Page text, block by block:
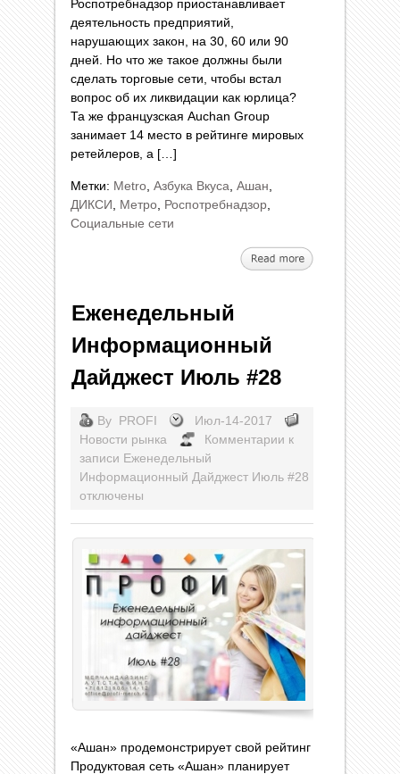
Роспотребнадзор приостанавливает
деятельность предприятий,
нарушающих закон, на 30, 60 или 90
дней. Но что же такое должны были
сделать торговые сети, чтобы встал
вопрос об их ликвидации как юрлица?
Та же французская Auchan Group
занимает 14 место в рейтинге мировых
ретейлеров, а […]
Метки: Metro Азбука Вкуса Ашан
ДИКСИ
Метро Роспотребнадзор
Социальные сети
Еженедельный
Информационный
Дайджест Июль #28
By PROFI
Июл-14-2017
Новости рынка
Комментарии к
записи Еженедельный
Информационный Дайджест Июль #28
отключены
«Ашан» продемонстрирует свой рейтинг
Продуктовая сеть «Ашан» планирует